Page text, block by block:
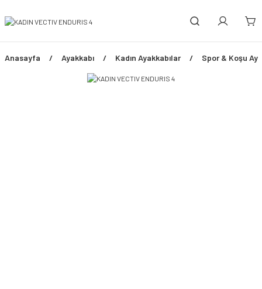
Anasayfa Ayakkabı Kadın Ayakkabılar Spor & Koşu